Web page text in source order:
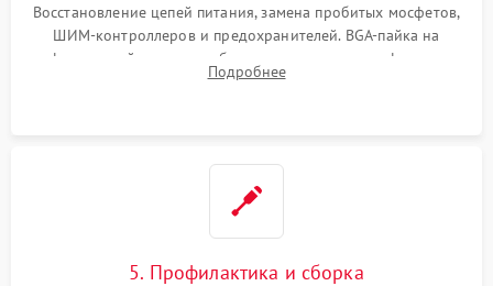
Восстановление цепей питания, замена пробитых мосфетов,
ШИМ-контроллеров и предохранителей. BGA-пайка на
инфракрасной станции реболлинг или замена графического
чипа и дефектной памяти GDDR. Прошивка BIOS
Подробнее
5. Профилактика и сборка